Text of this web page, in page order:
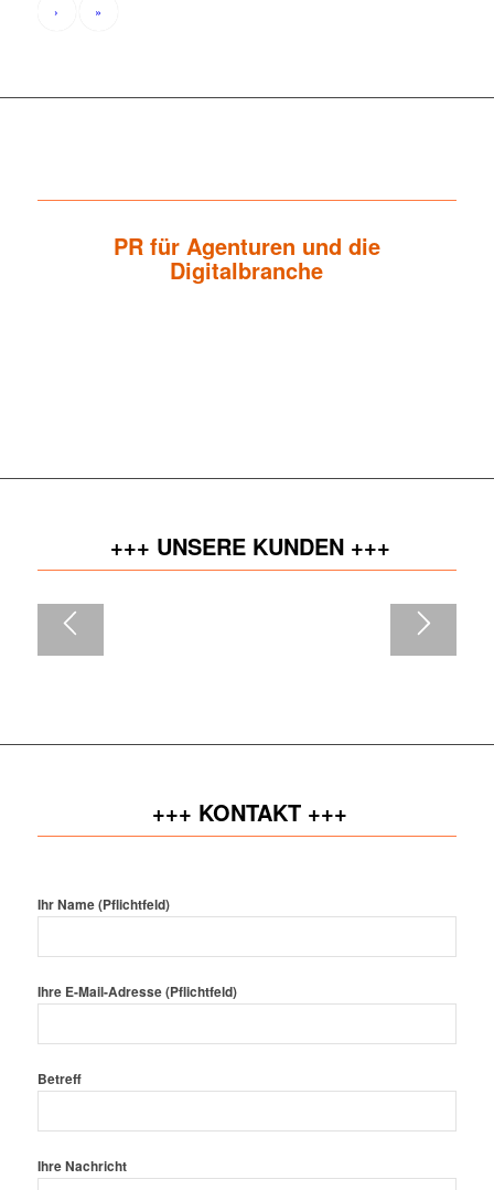
› »
PR für Agenturen und die
Digitalbranche
+++ UNSERE KUNDEN +++
+++ KONTAKT +++
Ihr Name (Pflichtfeld)
Ihre E-Mail-Adresse (Pflichtfeld)
Betreff
Ihre Nachricht